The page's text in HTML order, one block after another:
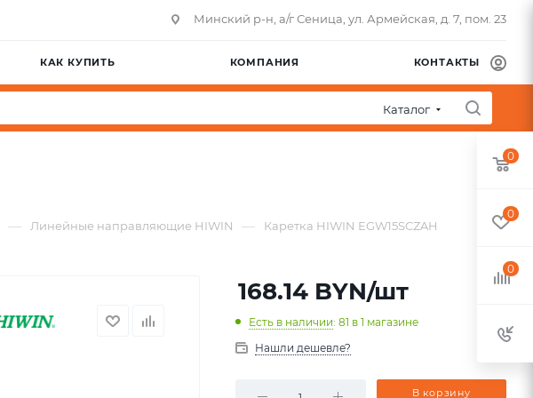
Минский р-н, а/г Сеница, ул. Армейская, д. 7, пом. 23
КАК КУПИТЬ КОМПАНИЯ КОНТАКТЫ
Каталог
— Линейные направляющие HIWIN — Каретка HIWIN EGW15SCZAH
168.14 BYN/шт
Есть в наличии: 81 в 1 магазине
Нашли дешевле?
В корзину
0
0
0